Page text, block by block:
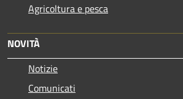
Agricoltura e pesca
NOVITÀ
Notizie
Comunicati